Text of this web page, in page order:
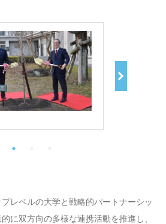
レベルの大学と戦略的パートナーシッ
に双方向の多様な連携活動を推進し、